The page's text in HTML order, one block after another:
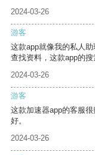
2024-03-26
游客
这款app就像我的私人
查找资料，这款app的
2024-03-26
游客
这款加速器app的客服
好。
2024-03-26